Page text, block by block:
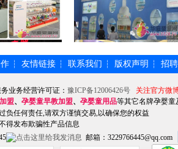
┆ 友情链接 ┆ 联系我们 ┆ 版权声明 ┆ 招
业务经营许可证： 豫ICP备12006426号
关注官方微
盟、 孕婴童早教加盟、 孕婴童用品等其它名牌孕婴童
负任何责任,请双方谨慎交易,以确保您的权益
得发布欺骗性产品信息
邮箱：3229766445@qq.com